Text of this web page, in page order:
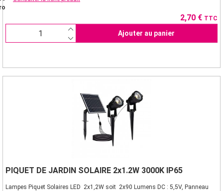
Prix
2,70 € TTC
Ajouter au panier
PIQUET DE JARDIN SOLAIRE 2x1.2W 3000K IP65
Lampes Piquet Solaires LED 2x1,2W soit 2x90 Lumens DC : 5,5V, Panneau